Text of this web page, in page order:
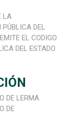
LA
DEL
EL CODIGO
DEL ESTADO
DE LERMA.
DE